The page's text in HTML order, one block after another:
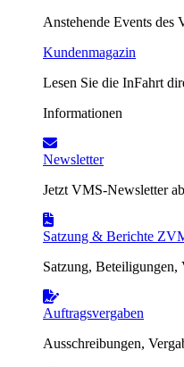
Anstehende Events des
Kundenmagazin
Lesen Sie die InFahrt
Informationen
Newsletter
Jetzt VMS-Newsletter
Satzung & Berichte
Satzung, Beteiligungen,
Auftragsvergaben
Ausschreibungen,